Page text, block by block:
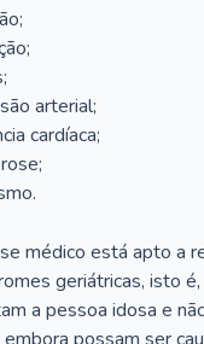
arterial;
cardíaca;
médico está apto a
geriátricas, isto
a pessoa idosa e